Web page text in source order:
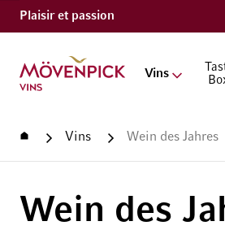
Plaisir et passion
Aller à la page d'accueil
Vins
Accueil Vins Wein des Jahres
Wein des